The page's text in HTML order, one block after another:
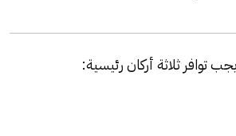
توافر ثلاثة أركان رئيسية: